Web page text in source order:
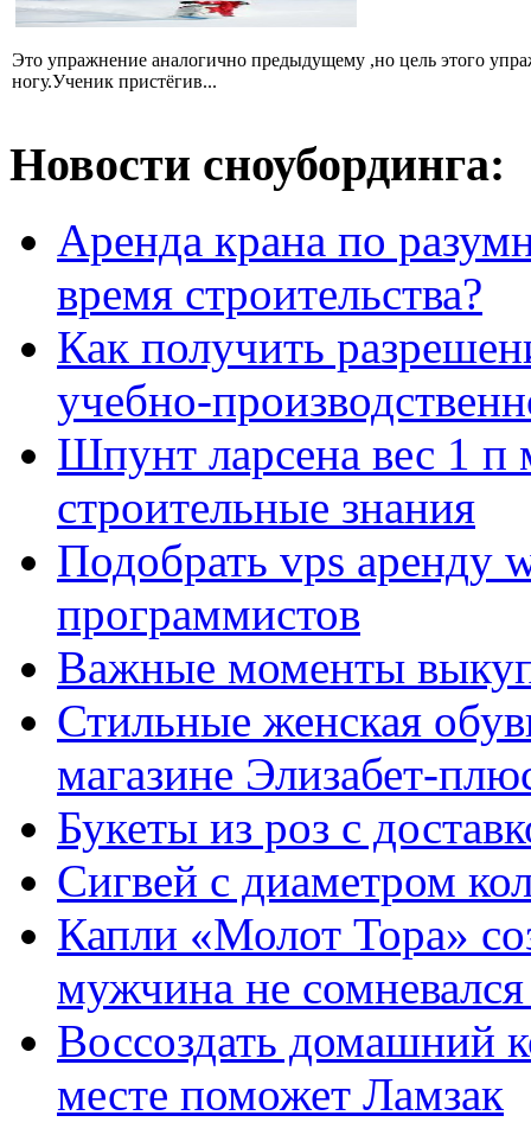
Это упражнение аналогично предыдущему ,но цель этого
ногу.Ученик пристёгив...
Новости сноубординга:
Аренда крана по
время строительства?
Как получить
учебно-
Шпунт ларсена вес 1 п
строительные знания
Подобрать vps аренду
программистов
Важные моменты
Стильные женская
магазине Элизабет-
Букеты из роз с
Сигвей с диаметром
Капли «Молот Тора»
мужчина не
Воссоздать домашний
месте поможет Ламзак